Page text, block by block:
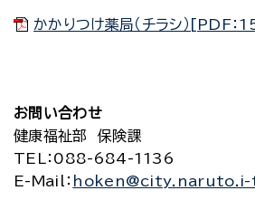
かかりつけ薬局（チラシ）[PDF：
お問い合わせ
健康福祉部 保険課
TEL
：088-684-1136
E-Mail
：